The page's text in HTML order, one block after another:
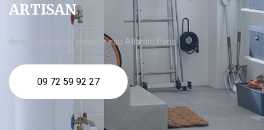
ARTISAN
devis Réparation chauffe eau Atlantic Paris
09 72 59 92 27